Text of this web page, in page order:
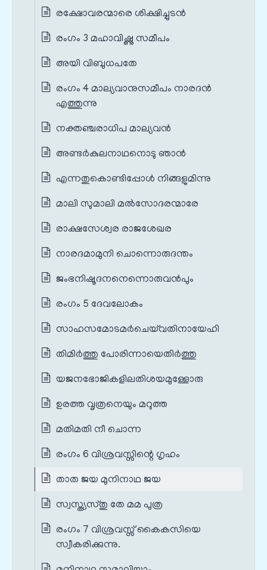
രക്ഷോവരന്മാരെ ശിക്ഷിച്ചുടൻ
രംഗം 3 മഹാവിഷ്ണു സമീപം
അയി വിബുധപതേ
രംഗം 4 മാല്യവാനുസമീപം നാരദൻ
എത്തുന്നു
നക്തഞ്ചരാധിപ മാല്യവൻ
അണ്ടർകുലനാഥനൊടു ഞാൻ
എന്നതുകൊണ്ടിപ്പോൾ നിങ്ങളുമിന്നു
മാലി സുമാലി മൽസോദരന്മാരേ
രാക്ഷസേശ്വര രാജശേഖര
നാരദമാമുനി ചൊന്നൊരുദന്തം
ജംഭനിഷൂദനനെന്നൊരുവൻപും
രംഗം 5 ദേവലോകം
സാഹസമോടമർചെയ്‌വതിനായേഹി
തിമിർത്തു പോരിന്നായെതിർത്തു
യജനഭോജികളിലതിശയമുള്ളോരു
ഉരത്ത വൃത്രനെയും മറുത്ത
മതിമതി നീ ചൊന്ന
രംഗം 6 വിശ്രവസ്സിന്റെ ഗൃഹം
താത ജയ മുനിനാഥ ജയ
സ്വസ്ത്യസ്തു തേ മമ പുത്ര
രംഗം 7 വിശ്രവസ്സ് കൈകസിയെ
സ്വീകരിക്കുന്നു.